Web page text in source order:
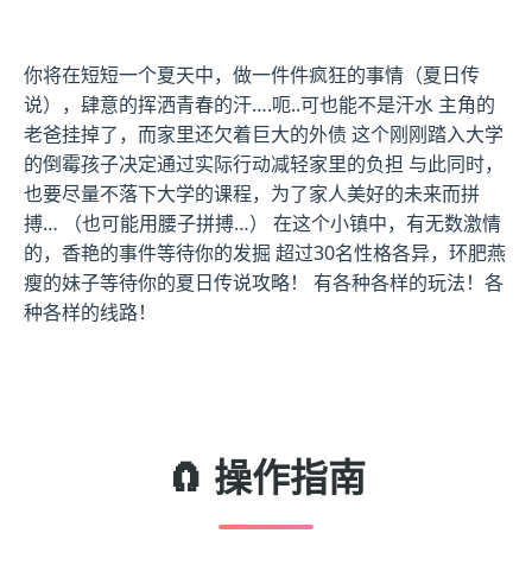
你将在短短一个夏天中，做一件件疯狂的事情（夏日传
说），肆意的挥洒青春的汗….呃..可也能不是汗水 主角的
老爸挂掉了，而家里还欠着巨大的外债 这个刚刚踏入大学
的倒霉孩子决定通过实际行动减轻家里的负担 与此同时，
也要尽量不落下大学的课程，为了家人美好的未来而拼
搏… （也可能用腰子拼搏…） 在这个小镇中，有无数激情
的，香艳的事件等待你的发掘 超过30名性格各异，环肥燕
瘦的妹子等待你的夏日传说攻略！ 有各种各样的玩法！各
种各样的线路！
🧲 操作指南